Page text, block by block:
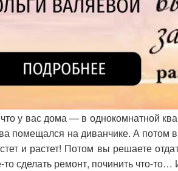
у вас дома — в однокомнатной
помещался на диванчике. А потом
и растет! Потом вы решаете
сделать ремонт, починить что-то…